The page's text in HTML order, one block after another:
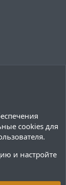
cookies для
и настройте